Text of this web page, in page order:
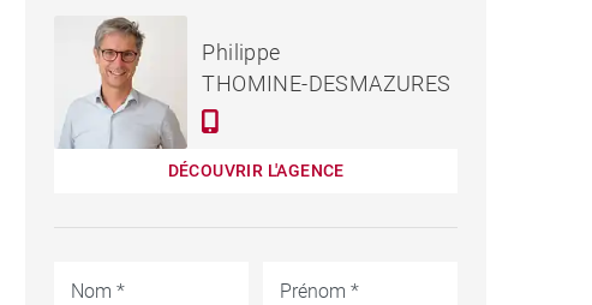
TERRAIN BIDART - 500 M²
Philippe
THOMINE-DESMAZURES
DÉCOUVRIR L'AGENCE